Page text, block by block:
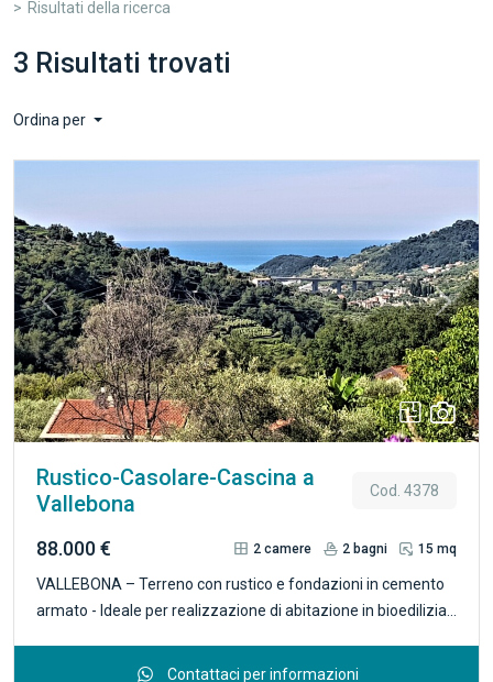
Risultati della ricerca
3 Risultati trovati
Ordina per
Previous Next
Rustico-Casolare-Cascina a
Vallebona
Cod. 4378
88.000 € 2camere 2 bagni 15 mq
VALLEBONA – Terreno con rustico e fondazioni in cemento
armato - Ideale per realizzazione di abitazione in bioedilizia
accessibile, proponiamo terreno di circa 5.500 mq,
Contattaci per informazioni